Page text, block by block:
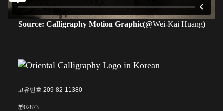
Source: Calligraphy Motion Graphic(@Wei-Kai Huang)
고유번호 209-82-11380
〶02873